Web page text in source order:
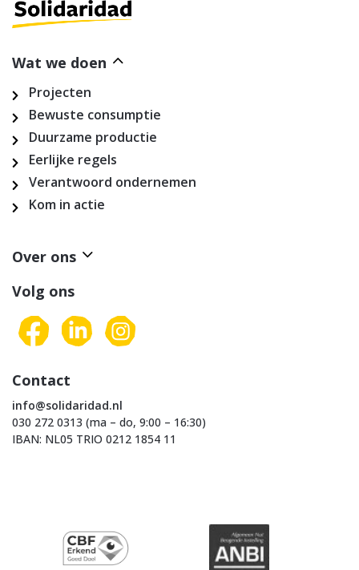
Wat we doen
Projecten
Bewuste consumptie
Duurzame productie
Eerlijke regels
Verantwoord ondernemen
Kom in actie
Over ons
Volg ons
Contact
info@solidaridad.nl
030 272 0313 (ma – do, 9:00 – 16:30)
IBAN: NL05 TRIO 0212 1854 11